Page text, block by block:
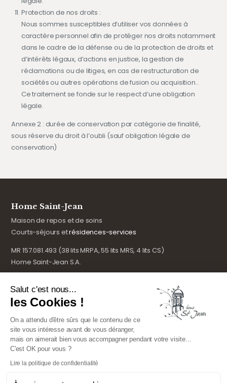
Protection de nos droits :
Nous sommes susceptibles d’utiliser vos données à
caractère personnel afin de protéger nos droits notamment
dans le cadre de la défense ou de la protection de droits et
d’intérêts légaux, d’actions en justice, la gestion de
réclamations ou de litiges, en cas de restructuration de
sociétés ou autres opérations de fusion ou acquisition..
Ce traitement se fonde sur le respect d’une obligation
légale.
Annexe 2 : durée de conservation par catégorie de finalité,
sous réserve du droit à l’oubli (sauf obligation légale de
conservation)
Home Saint-Jean
Maison de repos et de soins
Courts-séjours etrésidences-services
MR 157.081.493 (38 lits MRPA, 55 lits MRS, 4 lits CS)
Home Saint-Jean S.A.
Nous contacter
info@homesaintjean.be
+32 (0) 69 64 67 00
Suivez-nous sur
Salut c'est nous...
les Cookies !
On a attendu d'être sûrs que le contenu de ce
site vous intéresse avant de vous déranger,
mais on aimerait bien vous accompagner pendant votre visite...
C'est OK pour vous ?
Lire la politique de confidentialité